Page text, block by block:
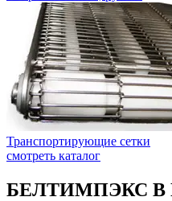
Транспортирующие сетки
смотреть каталог
БЕЛТИМПЭКС В